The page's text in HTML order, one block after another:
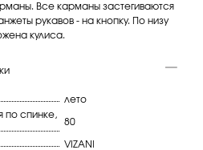
Все карманы застегиваются
рукавов - на кнопку. По низу
кулиса.
лето
по спинке,
80
VIZANI